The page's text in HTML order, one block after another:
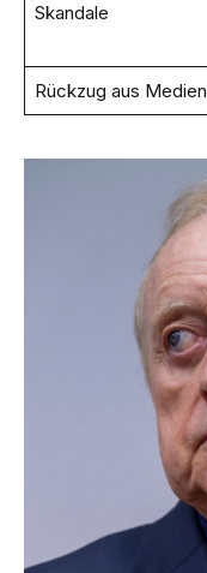
Skandale
Rückzug aus Medien